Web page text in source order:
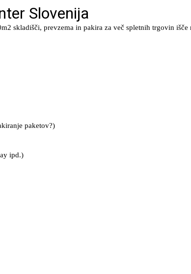
Slovenija
skladišči, prevzema in pakira za več spletnih trgovin išče
paketov?)
ipd.)